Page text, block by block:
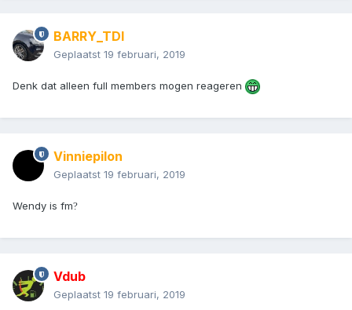
BARRY_TDI
Geplaatst 19 februari, 2019
Denk dat alleen full members mogen reageren
Vinniepilon
Geplaatst 19 februari, 2019
Wendy is fm?
Vdub
Geplaatst 19 februari, 2019